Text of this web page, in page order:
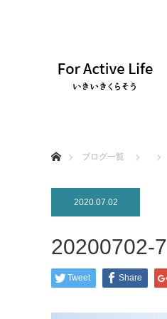
ブログ一覧
2020.07.02
20200702-7
Tweet Share